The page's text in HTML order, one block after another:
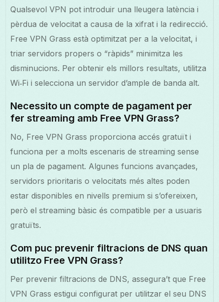
Qualsevol VPN pot introduir una lleugera latència i
pèrdua de velocitat a causa de la xifrat i la redirecció.
Free VPN Grass està optimitzat per a la velocitat, i
triar servidors propers o “ràpids” minimitza les
disminucions. Per obtenir els millors resultats, utilitza
Wi‑Fi i selecciona un servidor d’ample de banda alt.
Necessito un compte de pagament per
fer streaming amb Free VPN Grass?
No, Free VPN Grass proporciona accés gratuït i
funciona per a molts escenaris de streaming sense
un pla de pagament. Algunes funcions avançades,
servidors prioritaris o velocitats més altes poden
estar disponibles en nivells premium si s’ofereixen,
però el streaming bàsic és compatible per a usuaris
gratuïts.
Com puc prevenir filtracions de DNS quan
utilitzo Free VPN Grass?
Per prevenir filtracions de DNS, assegura’t que Free
VPN Grass estigui configurat per utilitzar el seu DNS